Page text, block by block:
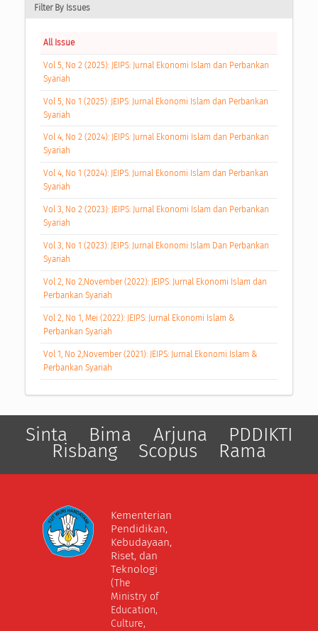
Filter By Issues
All Issue
Vol 5, No 2 (2025): JEIPS: Jurnal Ekonomi Islam dan Perbankan
Syariah
Vol 5, No 1 (2025): JEIPS: Jurnal Ekonomi Islam dan Perbankan
Syariah
Vol 4, No 2 (2024): JEIPS: Jurnal Ekonomi Islam dan Perbankan
Syariah
Vol 4, No 1 (2024): JEIPS: Jurnal Ekonomi Islam dan Perbankan
Syariah
Vol 3, No 2 (2023): JEIPS: Jurnal Ekonomi Islam dan Perbankan
Syariah
Vol 3, No 1 (2023): JEIPS: Jurnal Ekonomi Islam Dan Perbankan
Syariah
Vol 2, No 2,November (2022): JEIPS: Jurnal Ekonomi Islam dan
Perbankan Syariah
Vol 2, No 1, Mei (2022): JEIPS: Jurnal Ekonomi Islam &
Perbankan Syariah
Vol 1, No 2,November (2021): JEIPS: Jurnal Ekonomi Islam &
Perbankan Syariah
Sinta Bima Arjuna PDDIKTI
Risbang Scopus Rama
Kementerian
Pendidikan,
Kebudayaan,
Riset, dan
Teknologi
(The
Ministry of
Education,
Culture,